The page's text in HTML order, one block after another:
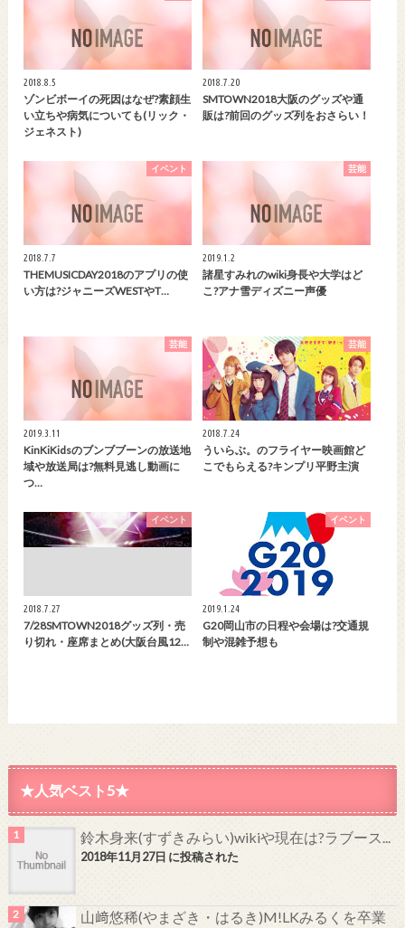
2018.8.5
ゾンビボーイの死因はなぜ?素顔生
い立ちや病気についても(リック・
ジェネスト)
2018.7.20
SMTOWN2018大阪のグッズや通
販は?前回のグッズ列をおさらい！
イベント
2018.7.7
THEMUSICDAY2018のアプリの使
い方は?ジャニーズWESTやT…
芸能
2019.1.2
諸星すみれのwiki身長や大学はど
こ?アナ雪ディズニー声優
芸能
2019.3.11
KinKiKidsのブンブブーンの放送地
域や放送局は?無料見逃し動画に
つ…
芸能
2018.7.24
ういらぶ。のフライヤー映画館ど
こでもらえる?キンプリ平野主演
イベント
2018.7.27
7/28SMTOWN2018グッズ列・売
り切れ・座席まとめ(大阪台風12…
イベント
2019.1.24
G20岡山市の日程や会場は?交通規
制や混雑予想も
★人気ベスト5★
鈴木身来(すずきみらい)wikiや現在は?ラブース...
2018年11月27日 に投稿された
山﨑悠稀(やまざき・はるき)M!LKみるくを卒業